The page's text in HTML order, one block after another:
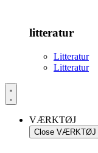
litteratur
Litteratur
Litteratur
VÆRKTØJ
Close VÆRKTØJ